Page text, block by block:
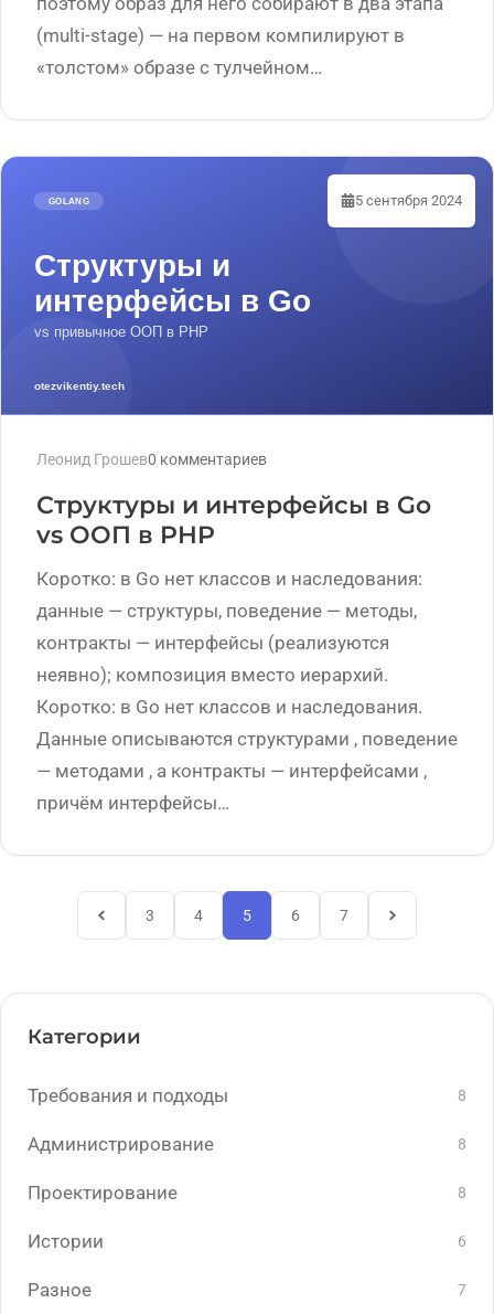
(multi-stage) — на первом компилируют в
«толстом» образе с тулчейном…
5 сентября 2024
Леонид Грошев0 комментариев
Структуры и интерфейсы в Go
vs ООП в PHP
Коротко: в Go нет классов и наследования:
данные — структуры, поведение — методы,
контракты — интерфейсы (реализуются
неявно); композиция вместо иерархий.
Коротко: в Go нет классов и наследования.
Данные описываются структурами , поведение
— методами , а контракты — интерфейсами ,
причём интерфейсы…
3 4 5 6 7
Категории
Требования и подходы 8
Администрирование 8
Проектирование 8
Истории 6
Разное 7